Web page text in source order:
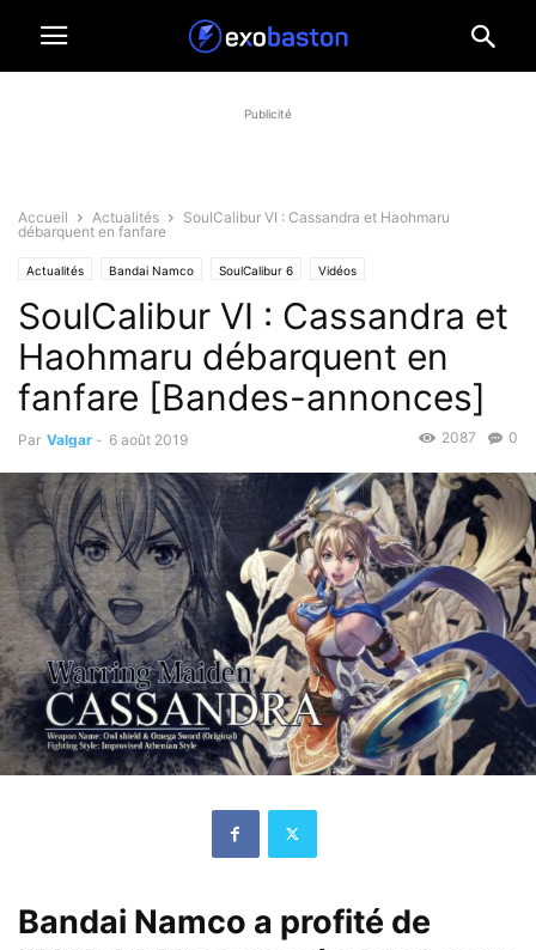
Publicité
Accueil Actualités
SoulCalibur VI : Cassandra et Haohmaru
débarquent en fanfare
Actualités Bandai Namco SoulCalibur 6 Vidéos
SoulCalibur VI : Cassandra et
Haohmaru débarquent en
fanfare [Bandes-annonces]
Par Valgar - 6 août 2019 0
2087
Bandai Namco a profité de